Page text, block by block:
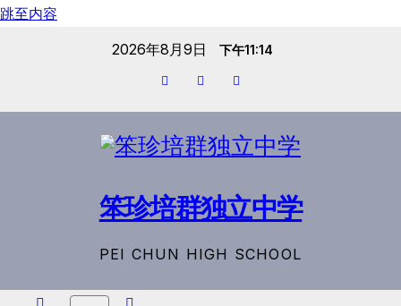
跳至内容
2026年8月9日
下午11:14
笨珍培群独立中学
PEI CHUN HIGH SCHOOL